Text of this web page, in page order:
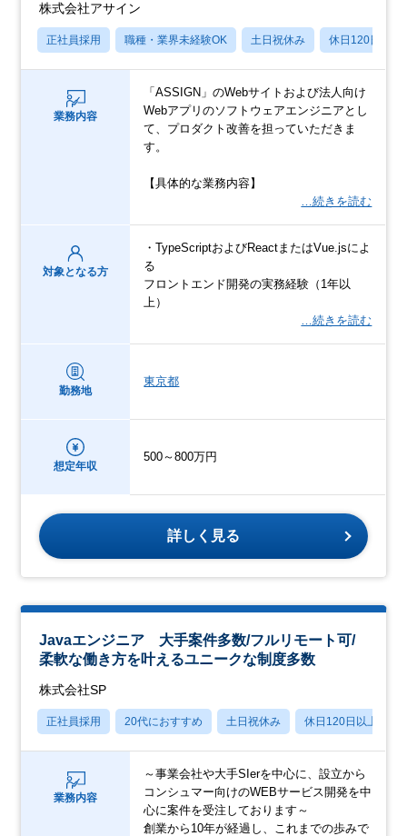
株式会社アサイン
正社員採用 職種・業界未経験OK 土日祝休み 休日120日以上
業務内容
「ASSIGN」のWebサイトおよび法人向け
Webアプリのソフトウェアエンジニアとし
て、プロダクト改善を担っていただきま
す。
【具体的な業務内容】
…続きを読む
対象となる方
・TypeScriptおよびReactまたはVue.jsによ
る
フロントエンド開発の実務経験（1年以
上）
…続きを読む
勤務地
東京都
想定年収
500～800万円
詳しく見る
Javaエンジニア 大手案件多数/フルリモート可/
柔軟な働き方を叶えるユニークな制度多数
株式会社SP
正社員採用 20代におすすめ 土日祝休み 休日120日以上
業務内容
～事業会社や大手SIerを中心に、設立から
コンシュマー向けのWEBサービス開発を中
心に案件を受注しております～
創業から10年が経過し、これまでの歩みで